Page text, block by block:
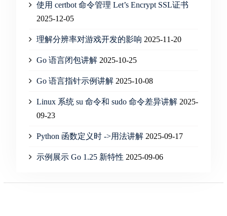
使用 certbot 命令管理 Let’s Encrypt SSL证书
2025-12-05
理解分辨率对游戏开发的影响 2025-11-20
Go 语言闭包讲解 2025-10-25
Go 语言指针示例讲解 2025-10-08
Linux 系统 su 命令和 sudo 命令差异讲解 2025-
09-23
Python 函数定义时 ->用法讲解 2025-09-17
示例展示 Go 1.25 新特性 2025-09-06